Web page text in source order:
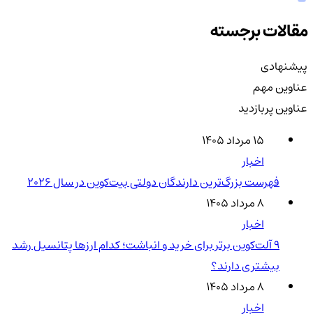
مقالات برجسته
پیشنهادی
عناوین مهم
عناوین پربازدید
۱۵ مرداد ۱۴۰۵
اخبار
فهرست بزرگ‌ترین دارندگان دولتی بیت‌کوین در سال 2026
۸ مرداد ۱۴۰۵
اخبار
۹ آلت‌کوین برتر برای خرید و انباشت؛ کدام ارزها پتانسیل رشد
بیشتری دارند؟
۸ مرداد ۱۴۰۵
اخبار